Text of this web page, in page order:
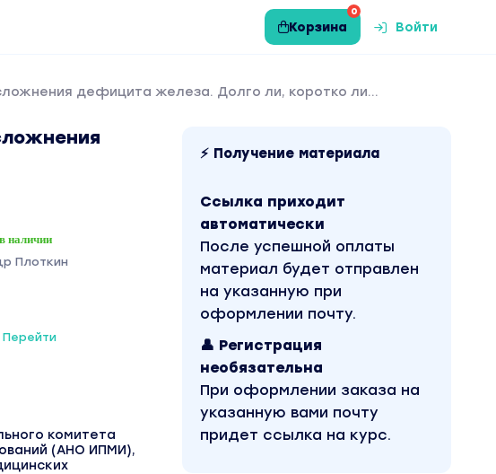
0
Корзина Войти
дефицита железа. Долго ли, коротко ли...
наличии
Плоткин
Перейти
комитета
(АНО ИПМИ),
⚡ Получение материала
Ссылка приходит
автоматически
После успешной оплаты
материал будет отправлен
на указанную при
оформлении почту.
👤 Регистрация
необязательна
При оформлении заказа на
указанную вами почту
придет ссылка на курс.